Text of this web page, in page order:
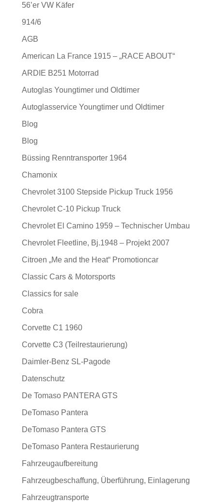
56’er VW Käfer
914/6
AGB
American La France 1915 – „RACE ABOUT“
ARDIE B251 Motorrad
Autoglas Youngtimer und Oldtimer
Autoglasservice Youngtimer und Oldtimer
Blog
Blog
Büssing Renntransporter 1964
Chamonix
Chevrolet 3100 Stepside Pickup Truck 1956
Chevrolet C-10 Pickup Truck
Chevrolet El Camino 1959 – Technischer Umbau
Chevrolet Fleetline, Bj.1948 – Projekt 2007
Citroen „Me and the Heat“ Promotioncar
Classic Cars & Motorsports
Classics for sale
Cobra
Corvette C1 1960
Corvette C3 (Teilrestaurierung)
Daimler-Benz SL-Pagode
Datenschutz
De Tomaso PANTERA GTS
DeTomaso Pantera
DeTomaso Pantera GTS
DeTomaso Pantera Restaurierung
Fahrzeugaufbereitung
Fahrzeugbeschaffung, Überführung, Einlagerung
Fahrzeugtransporte